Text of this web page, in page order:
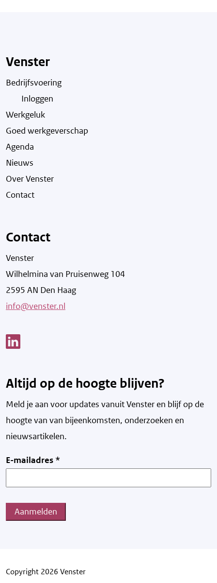
Venster
Bedrijfsvoering
Inloggen
Werkgeluk
Goed werkgeverschap
Agenda
Nieuws
Over Venster
Contact
Contact
Venster
Wilhelmina van Pruisenweg 104
2595 AN Den Haag
info@venster.nl
Altijd op de hoogte blijven?
Meld je aan voor updates vanuit Venster en blijf op de
hoogte van van bijeenkomsten, onderzoeken en
nieuwsartikelen.
E-mailadres *
Aanmelden
Copyright 2026 Venster